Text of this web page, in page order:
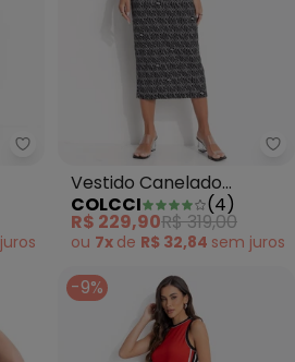
Colcci - Vestido Midi Marrom
juros
Vestido Canelado
Estampado Preto
COLCCI (4)
R$ 229,90R$ 319,00
ou 7x de R$ 32,84 sem juros
-9%